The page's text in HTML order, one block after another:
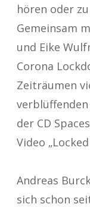
hören oder zu
Gemeinsam
und Eike
Corona
Zeiträumen
der CD
Video
Andreas
sich schon